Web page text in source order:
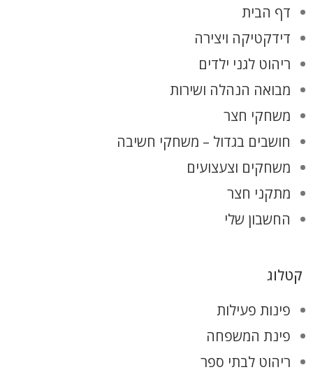
דף הבית
דידקטיקה ויצירה
ריהוט לגני ילדים
מבואה הנהלה ושירות
משחקי חצר
חושבים בגדול – משחקי חשיבה
משחקים וצעצועים
מתקני חצר
החשבון שלי
קטלוג
פינות פעילות
פינת המשפחה
ריהוט לבתי ספר